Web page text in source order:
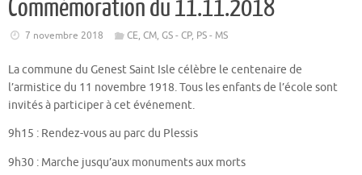
Commémoration du 11.11.2018
7 novembre 2018 CE,CM,GS - CP, PS - MS
La commune du Genest Saint Isle célèbre le centenaire de
l’armistice du 11 novembre 1918. Tous les enfants de l’école sont
invités à participer à cet événement.
9h15 : Rendez-vous au parc du Plessis
9h30 : Marche jusqu’aux monuments aux morts